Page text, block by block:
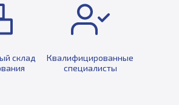
склад
Квалифицированные
специалисты